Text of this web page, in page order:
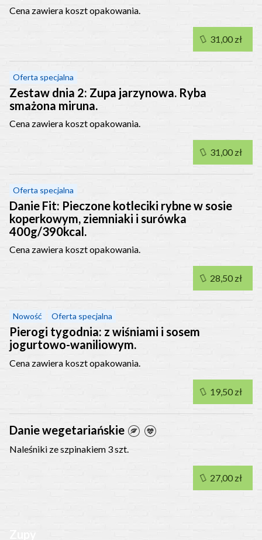
Cena zawiera koszt opakowania.
Oferta specjalna
Zestaw dnia 2: Zupa jarzynowa. Ryba
smażona miruna.
Cena zawiera koszt opakowania.
Oferta specjalna
Danie Fit: Pieczone kotleciki rybne w sosie
koperkowym, ziemniaki i surówka
400g/390kcal.
Cena zawiera koszt opakowania.
Nowość Oferta specjalna
Pierogi tygodnia: z wiśniami i sosem
jogurtowo-waniliowym.
Cena zawiera koszt opakowania.
Danie wegetariańskie
Naleśniki ze szpinakiem 3 szt.